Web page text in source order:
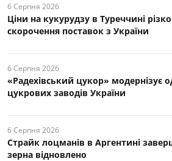
6 Серпня 2026
Ціни на кукурудзу в Туреччині
скорочення поставок з України
6 Серпня 2026
«Радехівський цукор» модернізує
цукрових заводів України
6 Серпня 2026
Страйк лоцманів в Аргентині
зерна відновлено